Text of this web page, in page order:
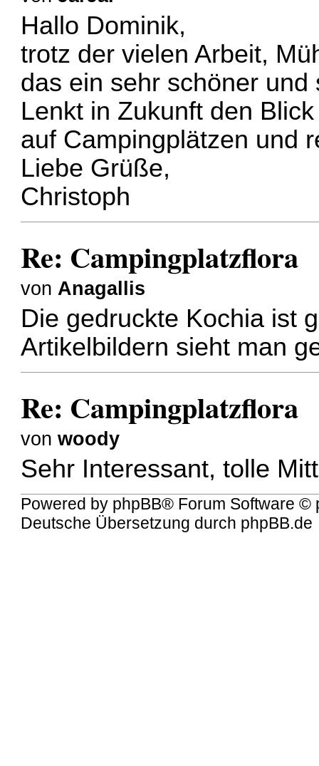
Hallo Dominik,
trotz der vielen Arbeit,
das ein sehr schöner
Lenkt in Zukunft den
auf Campingplätzen und
Liebe Grüße,
Christoph
Re: Campingplatzflora
von Anagallis
Die gedruckte Kochia ist
Artikelbildern sieht man
Re: Campingplatzflora
vonwoody
Sehr Interessant, tolle
Powered by phpBB® Forum Software ©
Deutsche Übersetzung durch phpBB.de